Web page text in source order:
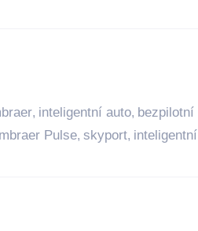
, inteligentní auto, bezpilotní
Pulse, skyport, inteligentní